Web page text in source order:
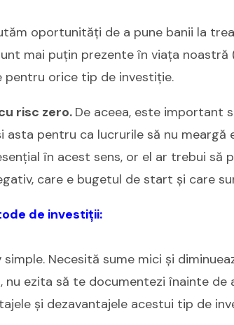
oportunități de a pune banii la
mai puțin prezente în viața noastră
pentru orice tip de investiție.
risc zero. De aceea, este important
asta pentru ca lucrurile să nu meargă
în acest sens, or el ar trebui să
care e bugetul de start și care
de investiții:
Necesită sume mici și
nu ezita să te documentezi înainte de
și dezavantajele acestui tip de